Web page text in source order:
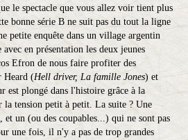
le spectacle que vous allez voir tient plus
bonne série B ne suit pas du tout la ligne
petite enquête dans un village argentin
en présentation les deux jeunes
Efron de nous faire profiter des
Heard (Hell driver, La famille Jones) et
est plongé dans l'histoire grâce à la
tension petit à petit. La suite ? Une
et un (ou des coupables...) qui ne sont pas
une fois, il n'y a pas de trop grandes